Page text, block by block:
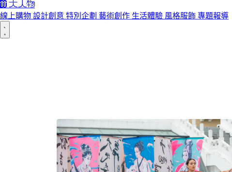
線上購物 設計創意 特別企劃 藝術創作 生活體驗 風格服飾 專題報導